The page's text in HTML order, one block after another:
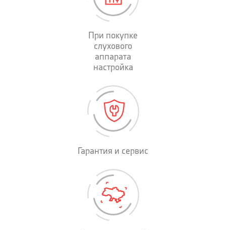
При покупке
слухового
аппарата
настройка
Гарантия и сервис